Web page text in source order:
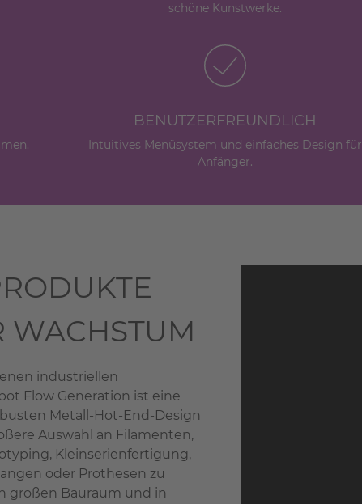
schöne Kunstwerke.
BENUTZERFREUNDLICH
Intuitives Menüsystem und einfaches Design für
Anfänger.
WACHSTUM
industriellen
Flow Generation ist eine
Metall-Hot-End-Design
Auswahl an Filamenten,
Kleinserienfertigung,
oder Prothesen zu
großen Bauraum und in